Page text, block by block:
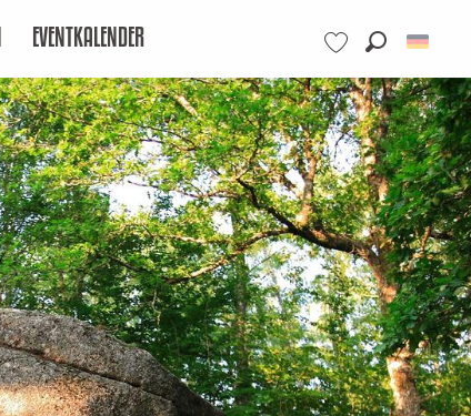
Voir les favoris
EVENTKALENDER